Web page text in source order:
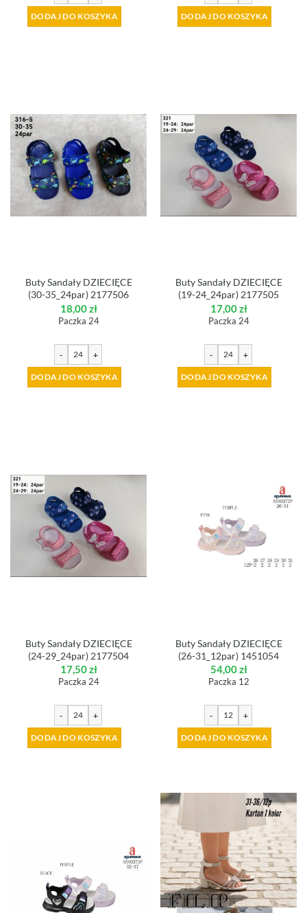
DODAJ DO KOSZYKA DODAJ DO KOSZYKA
Buty Sandały DZIECIĘCE
(30-35_24par) 2177506
18,00zł
Paczka 24
- +
DODAJ DO KOSZYKA
Buty Sandały DZIECIĘCE
(19-24_24par) 2177505
17,00zł
Paczka 24
- +
DODAJ DO KOSZYKA
Buty Sandały DZIECIĘCE
(24-29_24par) 2177504
17,50zł
Paczka 24
- +
DODAJ DO KOSZYKA
Buty Sandały DZIECIĘCE
(26-31_12par) 1451054
54,00zł
Paczka 12
- +
DODAJ DO KOSZYKA